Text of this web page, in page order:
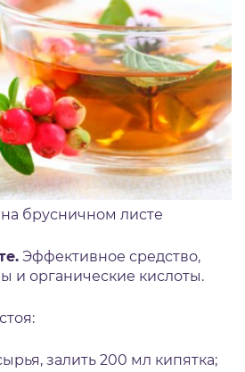
на брусничном листе
Эффективное средство,
и органические кислоты.
залить 200 мл кипятка;